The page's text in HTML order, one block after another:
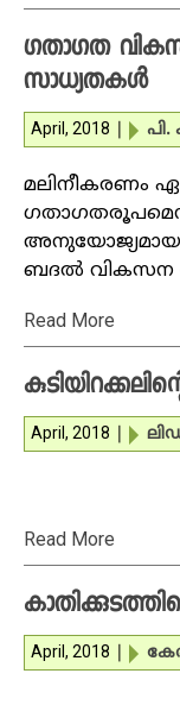
ഗതാഗത
സാധ്യതകള്‍
April, 2018
മലിനീകരണം
അനുയോജ്യമായ
ബദല്‍ വികസന
Read More
April, 2018
Read More
April, 2018